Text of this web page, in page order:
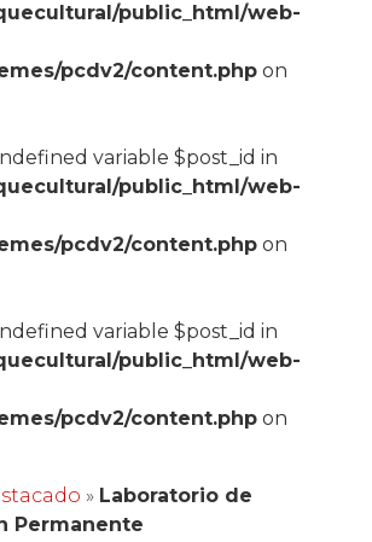
public_html/web-
pcdv2/content.phpon
variable $post_id in
public_html/web-
pcdv2/content.phpon
variable $post_id in
public_html/web-
pcdv2/content.phpon
» Laboratorio de
Permanente